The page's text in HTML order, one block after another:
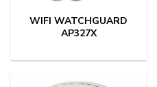
WIFI WATCHGUARD
AP327X